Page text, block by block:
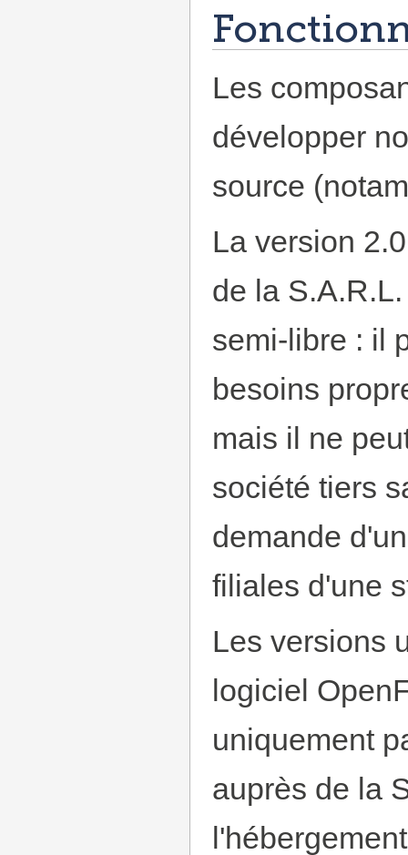
Les
développer
source
La version
de la
semi-libre : il
besoins
mais il ne
société tiers
demande
filiales d'une
Les versions
logiciel
uniquement
auprès de la